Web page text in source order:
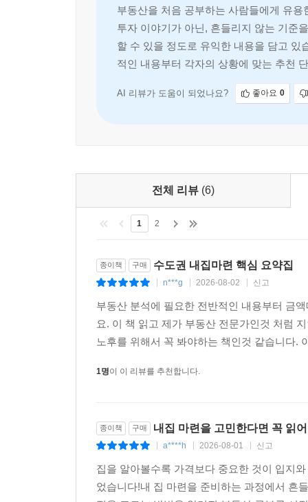
부동산을 처음 공부하는 사람들에게 유
투자 이야기가 아닌, 흔들리지 않는 기준
할 수 있을 정도로 유익한 내용을 담고 있
적인 내용부터 각자의 상황에 맞는 추천
AI 리뷰가 도움이 되었나요? 좋아요 0
전체 리뷰 (6)
1 2
종이책 구매 수도권 내집마련 핵심 요약집
n***g 2026-08-02 신고
부동산 분석에 필요한 전반적인 내용부터 금
요. 이 책 읽고 제가 부동산 전문가인것 처럼
노후를 위해서 꼭 봐야하는 책인것 같습니다.
1명이 이 리뷰를 추천합니다.
종이책 구매 내집 마련을 고민한다면 꼭 읽
a****h 2026-08-01 신고
집을 알아볼수록 가격보다 중요한 것이 입지
었습니다!내 집 마련을 준비하는 과정에서 흔